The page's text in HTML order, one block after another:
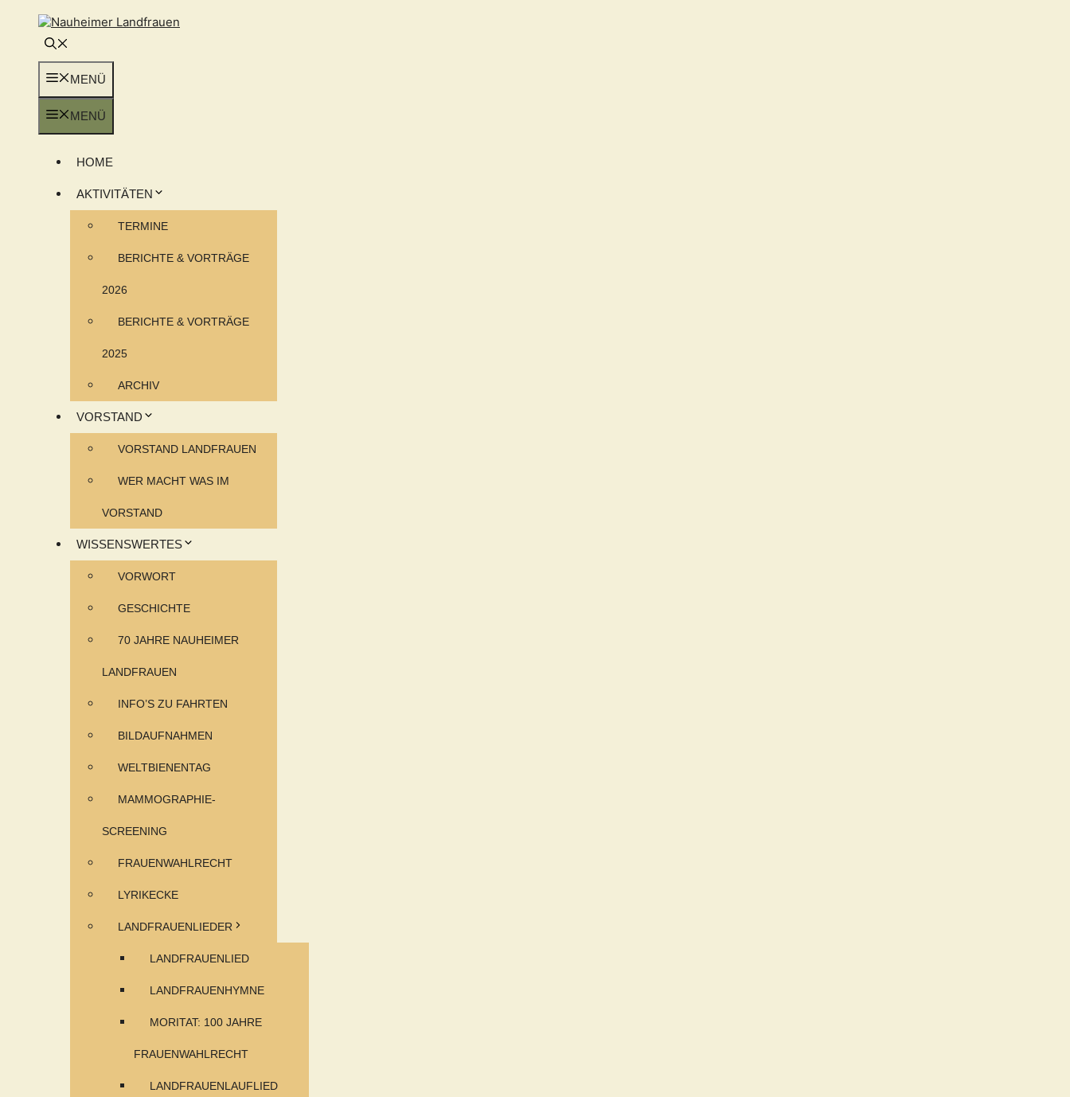
springen
MENÜ
MENÜ
HOME
AKTIVITÄTEN
TERMINE
BERICHTE & VORTRÄGE
2026
BERICHTE & VORTRÄGE
2025
ARCHIV
VORSTAND
VORSTAND LANDFRAUEN
WER MACHT WAS IM
VORSTAND
WISSENSWERTES
VORWORT
GESCHICHTE
70 JAHRE NAUHEIMER
LANDFRAUEN
INFO’S ZU FAHRTEN
BILDAUFNAHMEN
WELTBIENENTAG
MAMMOGRAPHIE-
SCREENING
FRAUENWAHLRECHT
LYRIKECKE
LANDFRAUENLIEDER
LANDFRAUENLIED
LANDFRAUENHYMNE
MORITAT: 100 JAHRE
FRAUENWAHLRECHT
LANDFRAUENLAUFLIED